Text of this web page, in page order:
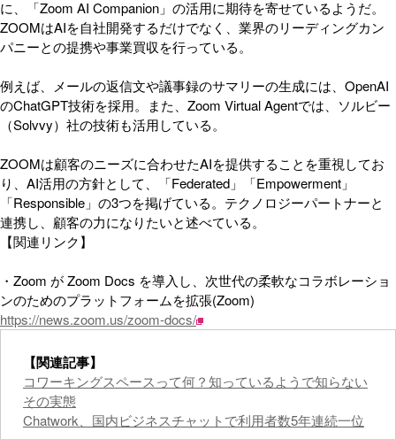
に、「Zoom AI Companion」の活用に期待を寄せているようだ。
ZOOMはAIを自社開発するだけでなく、業界のリーディングカン
パニーとの提携や事業買収を行っている。
例えば、メールの返信文や議事録のサマリーの生成には、OpenAI
のChatGPT技術を採用。また、Zoom Virtual Agentでは、ソルビー
（Solvvy）社の技術も活用している。
ZOOMは顧客のニーズに合わせたAIを提供することを重視してお
り、AI活用の方針として、「Federated」「Empowerment」
「Responsible」の3つを掲げている。テクノロジーパートナーと
連携し、顧客の力になりたいと述べている。
【関連リンク】
・Zoom が Zoom Docs を導入し、次世代の柔軟なコラボレーショ
ンのためのプラットフォームを拡張(Zoom)
https://news.zoom.us/zoom-docs/
【関連記事】
コワーキングスペースって何？知っているようで知らない
その実態
Chatwork、国内ビジネスチャットで利用者数5年連続一位